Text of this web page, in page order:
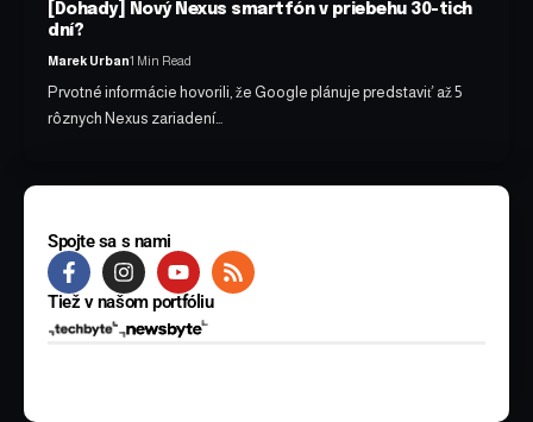
[Dohady] Nový Nexus smartfón v priebehu 30-tich
dní?
Marek Urban1 Min Read
Prvotné informácie hovorili, že Google plánuje predstaviť až 5
rôznych Nexus zariadení…
Spojte sa s nami
Tiež v našom portfóliu